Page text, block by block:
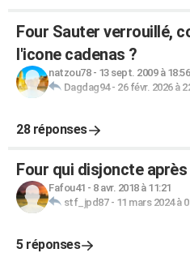
Four Sauter verrouillé,
l'icone cadenas ?
natzou78- 13 sept. 2009 à 18:56
Dagdag94- 26 févr. 2026 à
28 réponses
Four qui disjoncte
Fafou41 - 8 avr. 2018 à 11:21
stf_jpd87- 11 mars 2024 à
5 réponses